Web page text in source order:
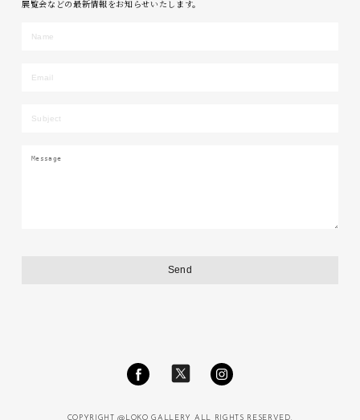
展覧会などの最新情報をお知らせいたします。
COPYRIGHT @LOKO GALLERY ALL RIGHTS RESERVED.